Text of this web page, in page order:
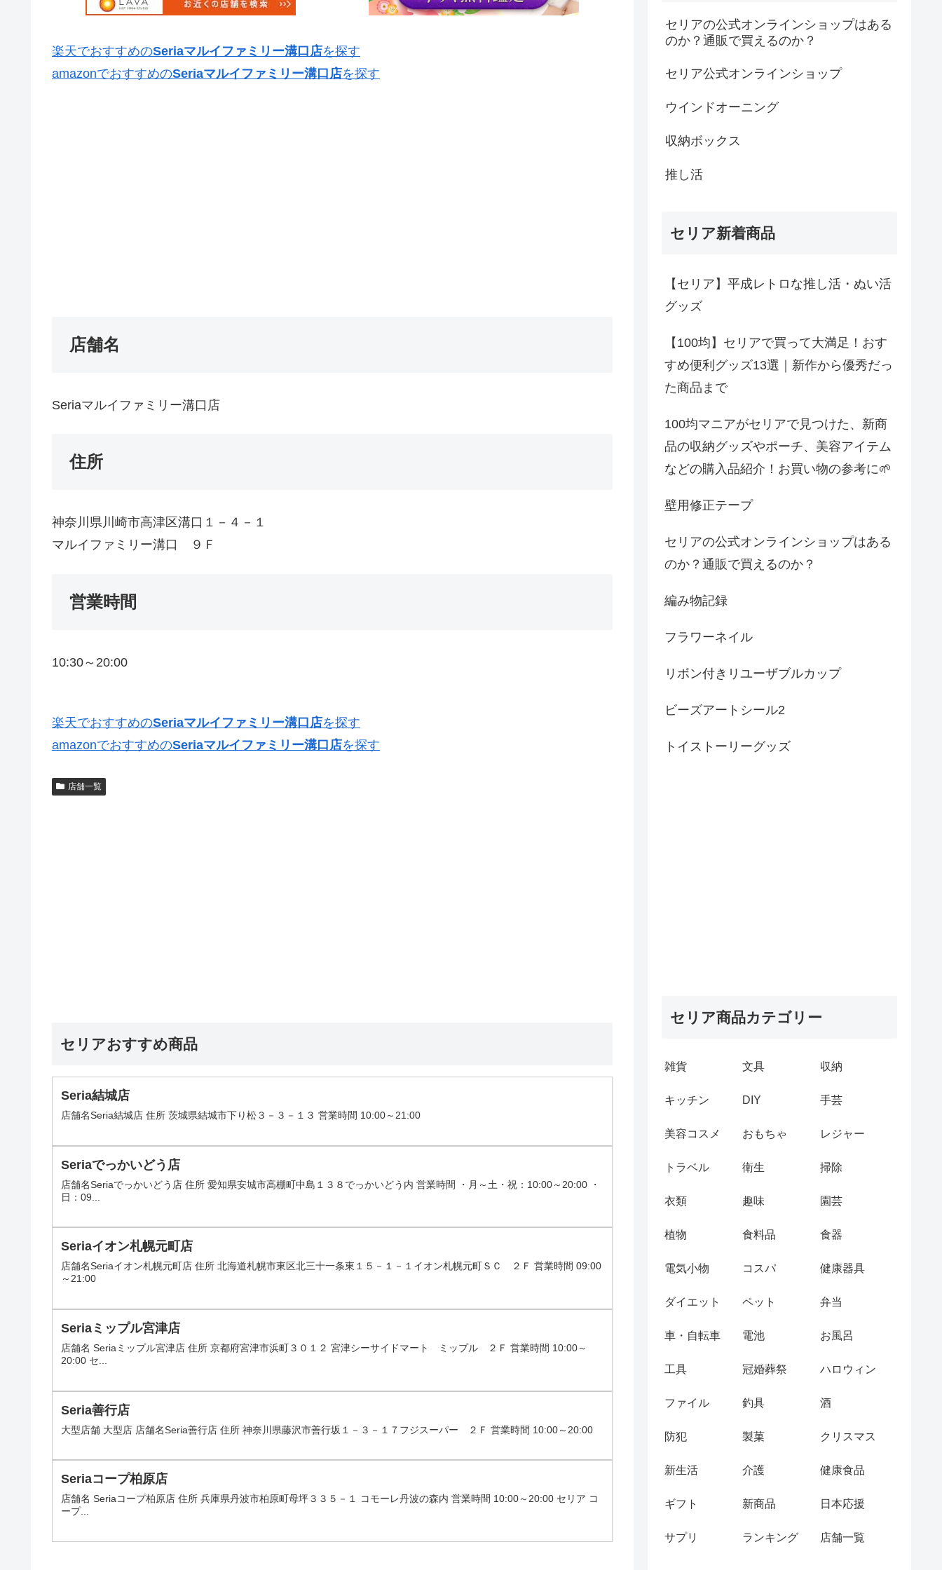
楽天でおすすめのSeriaマルイファミリー溝口店を探す
amazonでおすすめのSeriaマルイファミリー溝口店を探す
店舗名
Seriaマルイファミリー溝口店
住所
神奈川県川崎市高津区溝口１－４－１
マルイファミリー溝口 ９Ｆ
営業時間
10:30～20:00
楽天でおすすめのSeriaマルイファミリー溝口店を探す
amazonでおすすめのSeriaマルイファミリー溝口店を探す
店舗一覧
セリアおすすめ商品
Seria結城店
店舗名Seria結城店 住所 茨城県結城市下り松３－３－１３ 営業時間 10:00～21:00
Seriaでっかいどう店
店舗名Seriaでっかいどう店 住所 愛知県安城市高棚町中島１３８でっかいどう内 営業時間 ・月～土・祝：10:00～20:00 ・
日：09...
Seriaイオン札幌元町店
店舗名Seriaイオン札幌元町店 住所 北海道札幌市東区北三十一条東１５－１－１イオン札幌元町ＳＣ ２Ｆ 営業時間 09:00
～21:00
Seriaミップル宮津店
店舗名 Seriaミップル宮津店 住所 京都府宮津市浜町３０１２ 宮津シーサイドマート ミップル ２Ｆ 営業時間 10:00～
20:00 セ...
Seria善行店
大型店舗 大型店 店舗名Seria善行店 住所 神奈川県藤沢市善行坂１－３－１７フジスーパー ２Ｆ 営業時間 10:00～20:00
Seriaコープ柏原店
店舗名 Seriaコープ柏原店 住所 兵庫県丹波市柏原町母坪３３５－１ コモーレ丹波の森内 営業時間 10:00～20:00 セリア コ
ープ...
セリアの公式オンラインショップはある
のか？通販で買えるのか？
セリア公式オンラインショップ
ウインドオーニング
収納ボックス
推し活
セリア新着商品
【セリア】平成レトロな推し活・ぬい活
グッズ
【100均】セリアで買って大満足！おす
すめ便利グッズ13選｜新作から優秀だっ
た商品まで
100均マニアがセリアで見つけた、新商
品の収納グッズやポーチ、美容アイテム
などの購入品紹介！お買い物の参考に🌱
壁用修正テープ
セリアの公式オンラインショップはある
のか？通販で買えるのか？
編み物記録
フラワーネイル
リボン付きリユーザブルカップ
ビーズアートシール2
トイストーリーグッズ
セリア商品カテゴリー
雑貨 文具 収納
キッチン DIY 手芸
美容コスメ おもちゃ レジャー
トラベル 衛生 掃除
衣類 趣味 園芸
植物 食料品 食器
電気小物 コスパ 健康器具
ダイエット ペット 弁当
車・自転車 電池 お風呂
工具 冠婚葬祭 ハロウィン
ファイル 釣具 酒
防犯 製菓 クリスマス
新生活 介護 健康食品
ギフト 新商品 日本応援
サプリ ランキング 店舗一覧